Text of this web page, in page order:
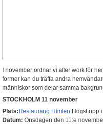
I november ordnar vi after work för
former kan du träffa andra
människor som delar samma
STOCKHOLM 11 november
Plats: Restaurang Himlen Högst upp
Datum: Onsdagen den 11:e